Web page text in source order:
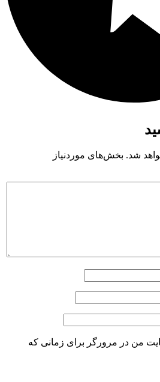
شد. بخش‌های موردنیاز
من در مرورگر برای زمانی که